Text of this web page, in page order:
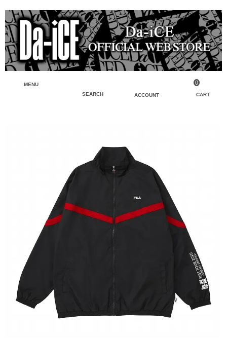
MENU
SEARCH
ACCOUNT CART
0
パーカー・スウェット・ブルゾン
バッグ・ポーチ
キーホルダー・チャーム
アクリルスタンド・アクセサリー・帽子
缶バッジ・ステッカー
生活雑貨・菓子・ゲーム
工藤大輝グッズ